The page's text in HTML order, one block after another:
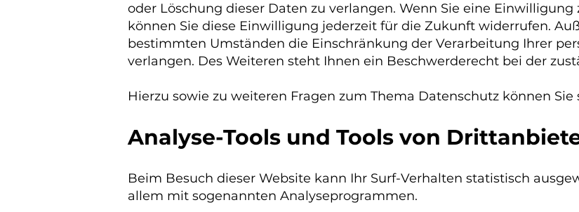
oder Löschung dieser Daten zu verlangen. Wenn Sie eine
können Sie diese Einwilligung jederzeit für die Zukunft widerrufen.
bestimmten Umständen die Einschränkung der Verarbeitung Ihrer
verlangen. Des Weiteren steht Ihnen ein Beschwerderecht bei der
Hierzu sowie zu weiteren Fragen zum Thema Datenschutz können
Analyse-Tools und Tools von
Beim Besuch dieser Website kann Ihr Surf-Verhalten statistisch
allem mit sogenannten Analyseprogrammen.